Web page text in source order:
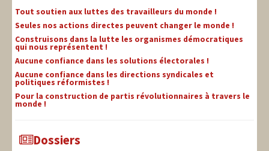
Tout soutien aux luttes des travailleurs du monde !
Seules nos actions directes peuvent changer le monde !
Construisons dans la lutte les organismes démocratiques
qui nous représentent !
Aucune confiance dans les solutions électorales !
Aucune confiance dans les directions syndicales et
politiques réformistes !
Pour la construction de partis révolutionnaires à travers le
monde !
Dossiers